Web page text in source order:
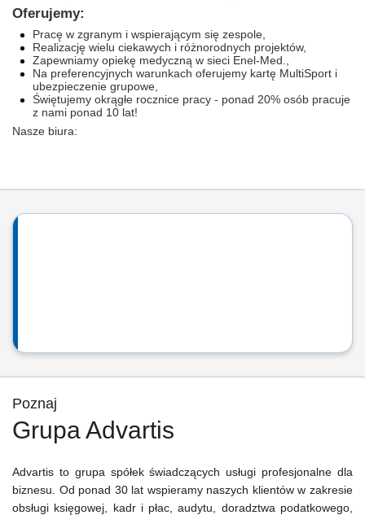
Oferujemy:
Pracę w zgranym i wspierającym się zespole,
Realizację wielu ciekawych i różnorodnych projektów,
Zapewniamy opiekę medyczną w sieci Enel-Med.,
Na preferencyjnych warunkach oferujemy kartę MultiSport i
ubezpieczenie grupowe,
Świętujemy okrągłe rocznice pracy - ponad 20% osób pracuje
z nami ponad 10 lat!
Nasze biura:
Poznaj
Grupa Advartis
Advartis to grupa spółek świadczących usługi profesjonalne dla
biznesu. Od ponad 30 lat wspieramy naszych klientów w zakresie
obsługi księgowej, kadr i płac, audytu, doradztwa podatkowego,